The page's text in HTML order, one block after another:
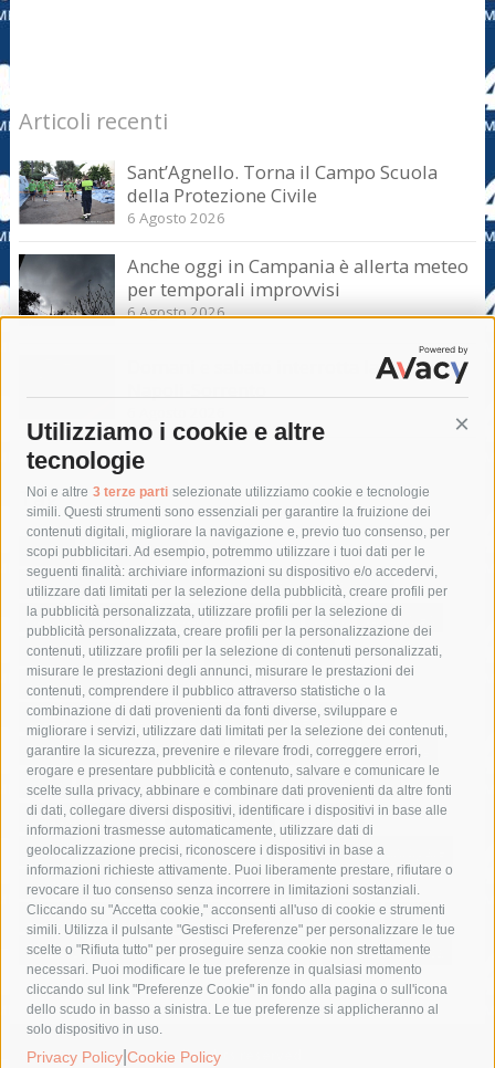
Utilizziamo i cookie e altre
tecnologie
Noi e altre 3 terze parti selezionate utilizziamo cookie e tecnologie
simili. Questi strumenti sono essenziali per garantire la fruizione dei
contenuti digitali, migliorare la navigazione e, previo tuo consenso, per
scopi pubblicitari. Ad esempio, potremmo utilizzare i tuoi dati per le
seguenti finalità: archiviare informazioni su dispositivo e/o accedervi,
utilizzare dati limitati per la selezione della pubblicità, creare profili per
la pubblicità personalizzata, utilizzare profili per la selezione di
pubblicità personalizzata, creare profili per la personalizzazione dei
contenuti, utilizzare profili per la selezione di contenuti personalizzati,
misurare le prestazioni degli annunci, misurare le prestazioni dei
contenuti, comprendere il pubblico attraverso statistiche o la
combinazione di dati provenienti da fonti diverse, sviluppare e
migliorare i servizi, utilizzare dati limitati per la selezione dei contenuti,
garantire la sicurezza, prevenire e rilevare frodi, correggere errori,
erogare e presentare pubblicità e contenuto, salvare e comunicare le
scelte sulla privacy, abbinare e combinare dati provenienti da altre fonti
di dati, collegare diversi dispositivi, identificare i dispositivi in base alle
informazioni trasmesse automaticamente, utilizzare dati di
geolocalizzazione precisi, riconoscere i dispositivi in base a
informazioni richieste attivamente. Puoi liberamente prestare, rifiutare o
revocare il tuo consenso senza incorrere in limitazioni sostanziali.
Cliccando su "Accetta cookie," acconsenti all'uso di cookie e strumenti
simili. Utilizza il pulsante "Gestisci Preferenze" per personalizzare le tue
scelte o "Rifiuta tutto" per proseguire senza cookie non strettamente
necessari. Puoi modificare le tue preferenze in qualsiasi momento
cliccando sul link "Preferenze Cookie" in fondo alla pagina o sull'icona
dello scudo in basso a sinistra. Le tue preferenze si applicheranno al
solo dispositivo in uso.
Privacy Policy Cookie Policy
Articoli recenti
Sant’Agnello. Torna il Campo Scuola
della Protezione Civile
6 Agosto 2026
Anche oggi in Campania è allerta meteo
per temporali improvvisi
6 Agosto 2026
Domani e sabato interrotta la linea Eav
Tag
acqua allerta meteo
anas
area marina protetta di punta campanella
arresto
Asl Napoli 3 sud
capitaneria di porto capri
carabinieri
castellammare di stabia
circumvesuviana
comune di sorrento
concerto
contagi
costiera amalfitana
covid-19 eav
elezioni
fondazione sorrento
gori guardia costiera
incidente
lavori
lorenzo balducelli mare
massa lubrense
massimo coppola
Meta napoli
ordinanza
penisola sorrentina
piano di sorrento
polizia municipale
protezione civile
Regione Campania
sant'agnello
sindaco cuomo
sorrento studenti temporali
treni
turismo
Vico Equense villa fiorentino vincenzo de luca
© 2015 SorrentoPress. All rights reserved.